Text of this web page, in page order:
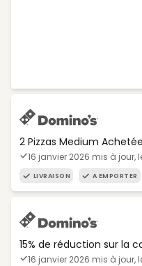
2 Pizzas Medium
16 janvier 2026 mis à
LIVRAISON A EMPORTER
15% de réduction sur la
16 janvier 2026 mis à